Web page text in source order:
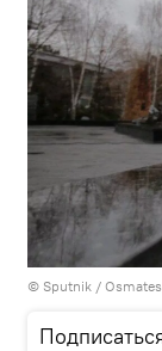
© Sputnik /